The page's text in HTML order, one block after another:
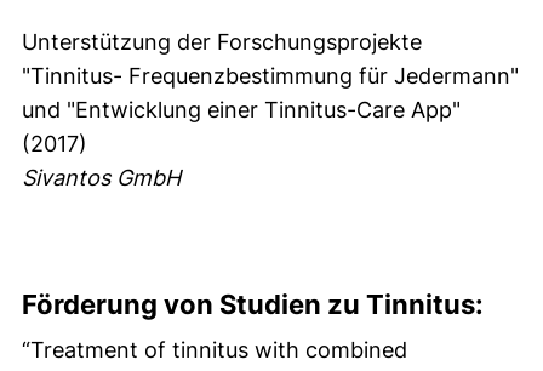
Unterstützung der Forschungsprojekte
"Tinnitus- Frequenzbestimmung für Jedermann"
und "Entwicklung einer Tinnitus-Care App"
(2017)
Sivantos GmbH
Förderung von Studien zu Tinnitus:
“Treatment of tinnitus with combined